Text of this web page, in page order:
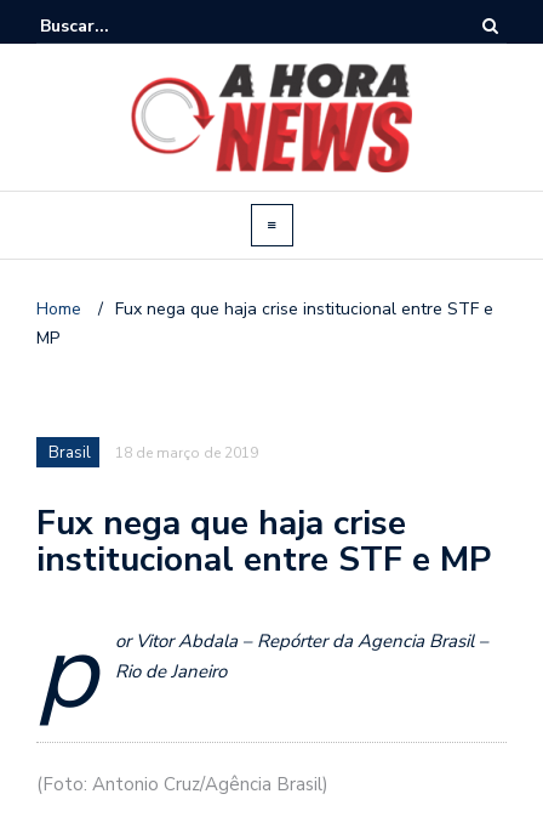
Home / Fux nega que haja crise institucional entre STF e
MP
Brasil 18 de março de 2019
Fux nega que haja crise
institucional entre STF e MP
p
or Vitor Abdala – Repórter da Agencia Brasil –
Rio de Janeiro
(Foto: Antonio Cruz/Agência Brasil)